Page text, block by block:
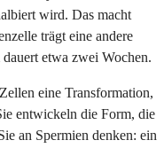
wird. Das macht
trägt eine andere
etwa zwei Wochen.
eine Transformation,
entwickeln die Form, die
an Spermien denken: ein